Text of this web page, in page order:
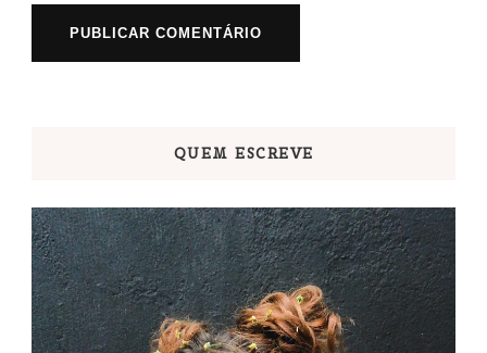
QUEM ESCREVE